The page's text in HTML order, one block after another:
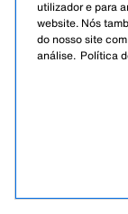
utilizador e para
website. Nós
do nosso site
análise. Política